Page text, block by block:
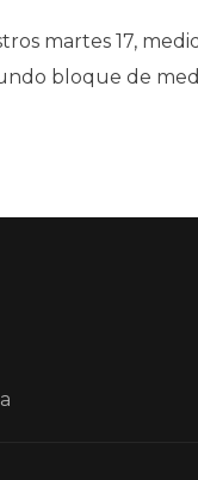
martes 17,
bloque de